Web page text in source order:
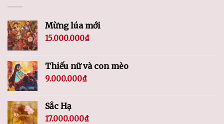
Mừng lúa mới
15.000.000₫
Thiếu nữ và con mèo
9.000.000₫
Sắc Hạ
17.000.000₫